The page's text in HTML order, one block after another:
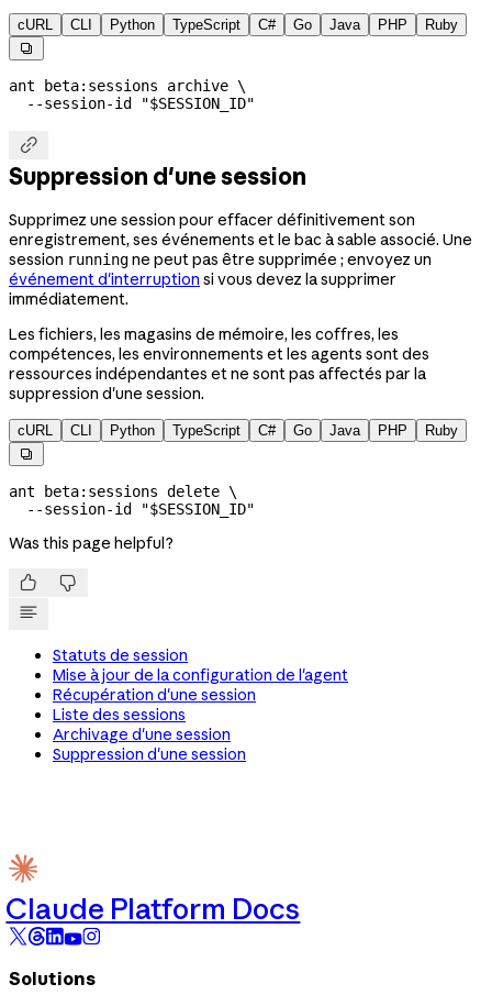
cURL CLI Python TypeScript C# Go Java PHP Ruby

ant beta:sessions archive \
  --session-id
"$SESSION_ID"

Suppression d'une session
Supprimez une session pour effacer définitivement son
enregistrement, ses événements et le bac à sable associé. Une
session runningne peut pas être supprimée ; envoyez un
événement d'interruption si vous devez la supprimer
immédiatement.
Les fichiers, les magasins de mémoire, les coffres, les
compétences, les environnements et les agents sont des
ressources indépendantes et ne sont pas affectés par la
suppression d'une session.
cURL CLI Python TypeScript C# Go Java PHP Ruby

ant beta:sessions delete \
  --session-id
"$SESSION_ID"
Was this page helpful?
 
Statuts de session
Mise à jour de la configuration de l'agent
Récupération d'une session
Liste des sessions
Archivage d'une session
Suppression d'une session
Claude Platform Docs
Solutions